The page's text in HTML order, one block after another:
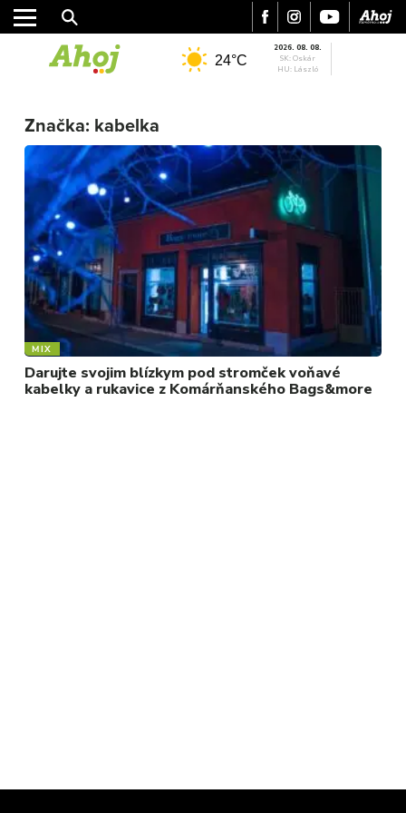
REGIÓN
ŠPORT
KULTÚRA
FOTKY
VIDEO
MIX
24°C
2026. 08. 08.
SK: Oskár
HU: László
Značka: kabelka
MIX
Darujte svojim blízkym pod stromček voňavé
kabelky a rukavice z Komárňanského Bags&more